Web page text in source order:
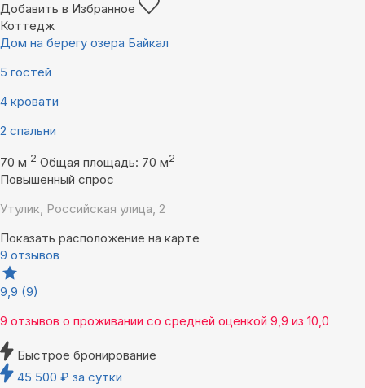
Добавить в Избранное
Коттедж
Дом на берегу озера Байкал
5 гостей
4 кровати
2 спальни
70 м 2 Общая площадь: 70 м2
Повышенный спрос
Утулик, Российская улица, 2
Показать расположение на карте
9 отзывов
9,9 (9)
9 отзывов о проживании со средней оценкой 9,9 из 10,0
Быстрое бронирование
45 500 ₽ за сутки